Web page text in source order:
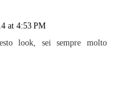
at 4:53 PM
look, sei sempre molto